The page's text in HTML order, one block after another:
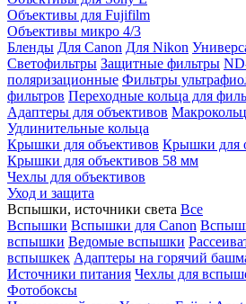
Объективы для Fujifilm
Объективы микро 4/3
Бленды Для Canon Для Nikon
Светофильтры Защитные фильтры
поляризационные Фильтры
фильтров Переходные кольца для
Адаптеры для объективов
Удлинительные кольца
Крышки для объективов Крышки для
Крышки для объективов 58 мм
Чехлы для объективов
Уход и защита
Вспышки, источники света Все
Вспышки Вспышки для Canon
вспышки Ведомые вспышки
вспышкек Адаптеры на горячий
Источники питания Чехлы для
Фотобоксы